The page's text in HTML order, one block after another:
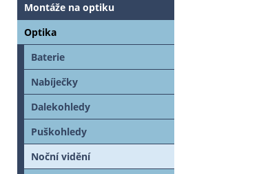
Montáže na optiku
Optika
Baterie
Nabíječky
Dalekohledy
Puškohledy
Noční vidění